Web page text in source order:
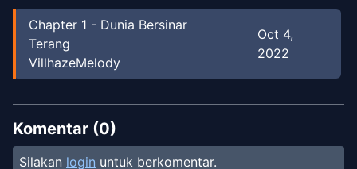
Chapter 1 - Dunia Bersinar
Terang
VillhazeMelody
Oct 4,
2022
Komentar (0)
Silakan login untuk berkomentar.